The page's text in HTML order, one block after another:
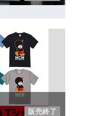
販売終了